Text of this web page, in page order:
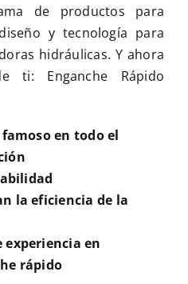
de productos para
y tecnología para
hidráulicas. Y ahora
ti: Enganche Rápido
en todo el
la eficiencia de la
experiencia en
rápido